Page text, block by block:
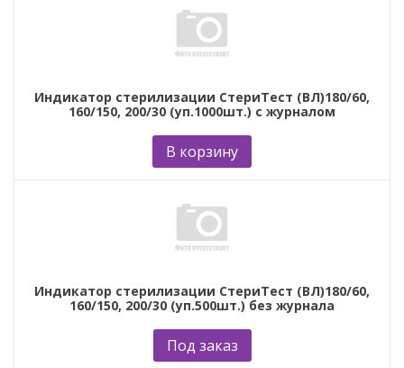
Индикатор стерилизации СтериТест (ВЛ)180/60,
160/150, 200/30 (уп.1000шт.) с журналом
В корзину
Индикатор стерилизации СтериТест (ВЛ)180/60,
160/150, 200/30 (уп.500шт.) без журнала
Под заказ